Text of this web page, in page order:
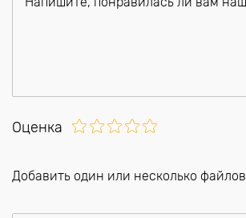
Оценка
Добавить один или несколько файлов